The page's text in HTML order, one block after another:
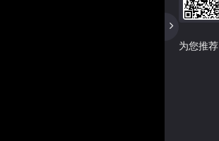
为您推荐